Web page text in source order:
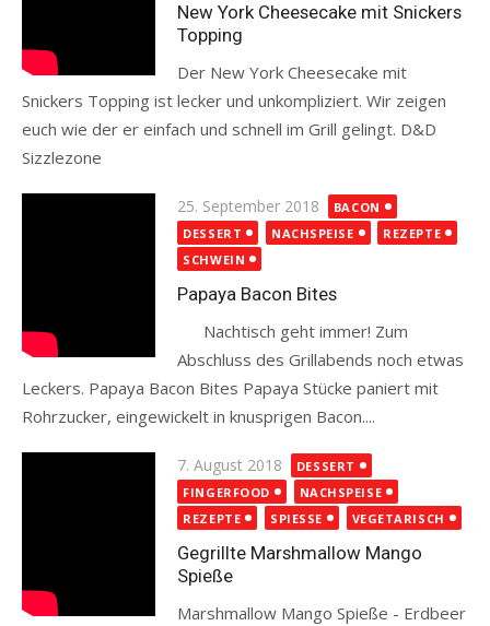
New York Cheesecake mit Snickers
Topping
Der New York Cheesecake mit
Snickers Topping ist lecker und unkompliziert. Wir zeigen
euch wie der er einfach und schnell im Grill gelingt. D&D
Sizzlezone
Posted
on
25. September 2018
BACON
DESSERT
NACHSPEISE
REZEPTE
SCHWEIN
Papaya Bacon Bites
Nachtisch geht immer! Zum
Abschluss des Grillabends noch etwas
Leckers. Papaya Bacon Bites Papaya Stücke paniert mit
Rohrzucker, eingewickelt in knusprigen Bacon....
Posted
on
7. August 2018
DESSERT
FINGERFOOD
NACHSPEISE
REZEPTE
SPIESSE VEGETARISCH
Gegrillte Marshmallow Mango
Spieße
Marshmallow Mango Spieße - Erdbeer